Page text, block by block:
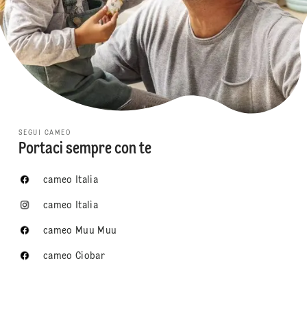
SEGUI CAMEO
Portaci sempre con te
cameo Italia
cameo Italia
cameo Muu Muu
cameo Ciobar